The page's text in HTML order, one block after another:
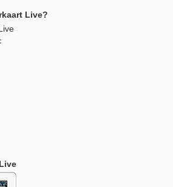
Live?